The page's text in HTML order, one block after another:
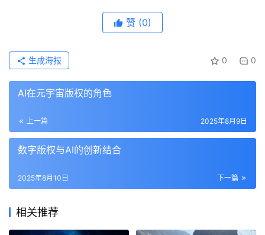
赞 (0)
0 0
生成海报
AI在元宇宙版权的角色
上一篇 2025年8月9日
数字版权与AI的创新结合
下一篇
2025年8月10日
相关推荐